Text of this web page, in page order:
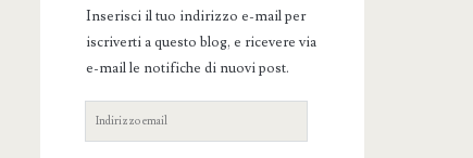
Inserisci il tuo indirizzo e-mail per
iscriverti a questo blog, e ricevere via
e-mail le notifiche di nuovi post.
Indirizzo
email